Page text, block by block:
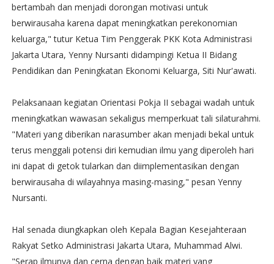
bertambah dan menjadi dorongan motivasi untuk
berwirausaha karena dapat meningkatkan perekonomian
keluarga," tutur Ketua Tim Penggerak PKK Kota Administrasi
Jakarta Utara, Yenny Nursanti didampingi Ketua II Bidang
Pendidikan dan Peningkatan Ekonomi Keluarga, Siti Nur'awati.
Pelaksanaan kegiatan Orientasi Pokja II sebagai wadah untuk
meningkatkan wawasan sekaligus memperkuat tali silaturahmi.
"Materi yang diberikan narasumber akan menjadi bekal untuk
terus menggali potensi diri kemudian ilmu yang diperoleh hari
ini dapat di getok tularkan dan diimplementasikan dengan
berwirausaha di wilayahnya masing-masing," pesan Yenny
Nursanti.
Hal senada diungkapkan oleh Kepala Bagian Kesejahteraan
Rakyat Setko Administrasi Jakarta Utara, Muhammad Alwi.
"Serap ilmunya dan cerna dengan baik materi yang